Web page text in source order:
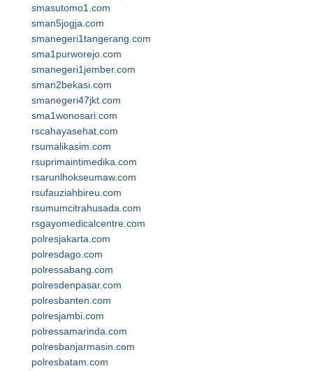
smasutomo1.com
sman5jogja.com
smanegeri1tangerang.com
sma1purworejo.com
smanegeri1jember.com
sman2bekasi.com
smanegeri47jkt.com
sma1wonosari.com
rscahayasehat.com
rsumalikasim.com
rsuprimaintimedika.com
rsarunlhokseumaw.com
rsufauziahbireu.com
rsumumcitrahusada.com
rsgayomedicalcentre.com
polresjakarta.com
polresdago.com
polressabang.com
polresdenpasar.com
polresbanten.com
polresjambi.com
polressamarinda.com
polresbanjarmasin.com
polresbatam.com